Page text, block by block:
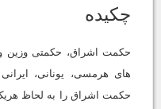
چکیده
حکمت اشراق، حکمتی وزین
های هرمسی، یونانی،
حکمت اشراق را به لحاظ